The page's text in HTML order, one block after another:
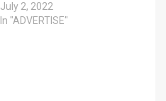
July 2, 2022
In "ADVERTISE"